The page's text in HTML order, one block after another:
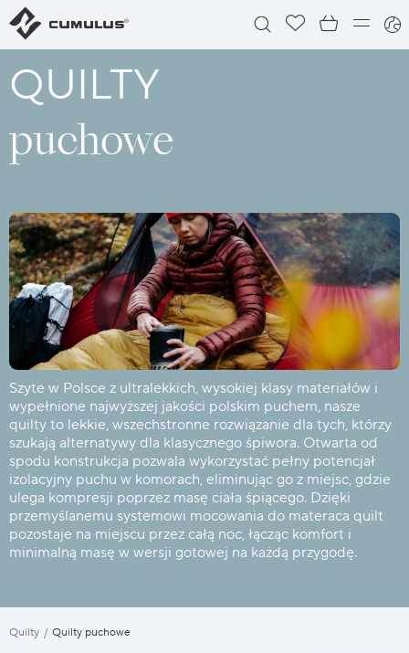
QUILTY
puchowe
Szyte w Polsce z ultralekkich, wysokiej klasy materiałów i
wypełnione najwyższej jakości polskim puchem, nasze
quilty to lekkie, wszechstronne rozwiązanie dla tych, którzy
szukają alternatywy dla klasycznego śpiwora. Otwarta od
spodu konstrukcja pozwala wykorzystać pełny potencjał
izolacyjny puchu w komorach, eliminując go z miejsc, gdzie
ulega kompresji poprzez masę ciała śpiącego. Dzięki
przemyślanemu systemowi mocowania do materaca quilt
pozostaje na miejscu przez całą noc, łącząc komfort i
minimalną masę w wersji gotowej na każdą przygodę.
Quilty / Quilty puchowe